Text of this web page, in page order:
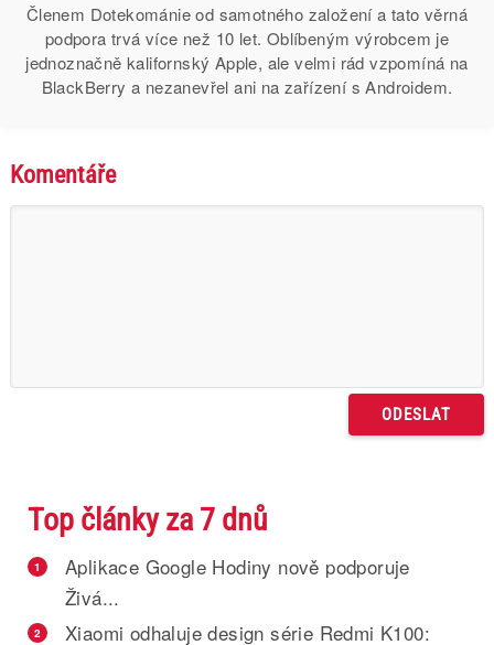
Členem Dotekománie od samotného založení a tato věrná
podpora trvá více než 10 let. Oblíbeným výrobcem je
jednoznačně kalifornský Apple, ale velmi rád vzpomíná na
BlackBerry a nezanevřel ani na zařízení s Androidem.
Komentáře
Top články za 7 dnů
1
Aplikace Google Hodiny nově podporuje
Živá...
2
Xiaomi odhaluje design série Redmi K100: